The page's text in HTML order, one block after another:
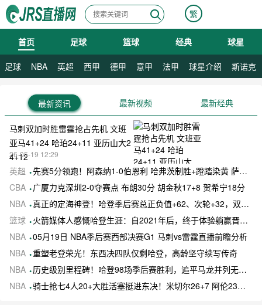
繁
首页 足球 篮球 经典 球星
足球 NBA 英超 西甲 德甲 意甲 法甲 球星介绍 斯诺克
最新资讯 最新视频 最新经典
马刺双加时胜雷霆抢占先机 文班
亚马41+24 哈珀24+11 亚历山大2
4+12
26-05-19 12:29
英超
先赛5分领跑！阿森纳1-0伯恩利 哈弗茨制胜+蹬踏染黄 萨卡献助攻
CBA
广厦力克深圳2-0夺赛点 布朗30分 胡金秋17+8 贺希宁18分
NBA 真正的定海神登！哈登季后赛总正负值+62、次轮+32，双数据领跑骑士全队
篮球
火箭媒体人感慨哈登生涯：自2021年后，终于体验躺赢晋级滋味
NBA 05月19日 NBA季后赛西部决赛G1 马刺vs雷霆直播前瞻分析
NBA 重塑老登荣光！东西决四队仅剩哈登，高龄坚守续写传奇
NBA
历史级别里程碑！哈登98场季后赛胜利，追平马龙并列无冠球员历史第一
NBA 骑士抢七4人20+大胜活塞挺进东决！米切尔26+7 阿伦23分 梅里尔23分 詹金斯17分
08月09日 星期日